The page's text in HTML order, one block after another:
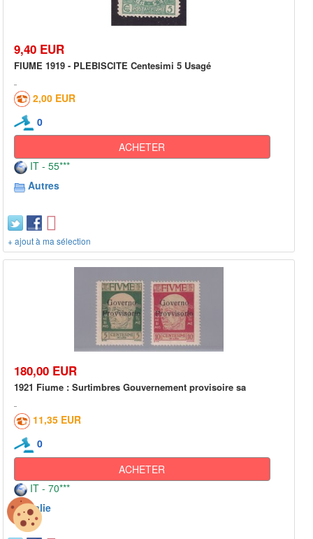
9,40 EUR
FIUME 1919 - PLEBISCITE Centesimi 5 Usagé
2,00 EUR
0
ACHETER
IT - 55***
Autres
+ ajout à ma sélection
180,00 EUR
1921 Fiume : Surtimbres Gouvernement provisoire sa
11,35 EUR
0
ACHETER
IT - 70***
Italie